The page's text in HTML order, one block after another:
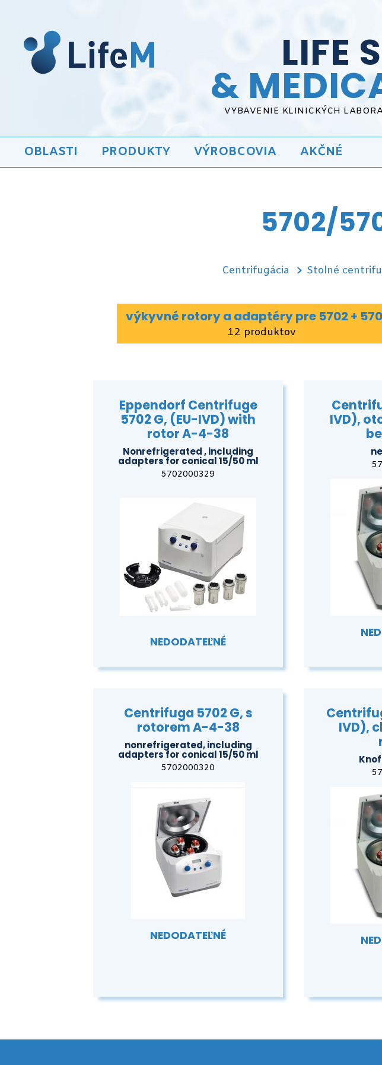
LIFE
&
VYBAVENIE KLINICKÝCH
OBLASTI PRODUKTY VÝROBCOVIA AKČNÉ
5702/
Centrifugácia Stolné
výkyvné rotory a adaptéry pre 5702 +
12 produktov
Eppendorf Centrifuge
5702 G, (EU-IVD) with
rotor A-4-38
Nonrefrigerated , including
adapters for conical 15/50 ml
5702000329
NEDODATEĽNÉ
IVD),
Centrifuga 5702 G, s
rotorem A-4-38
nonrefrigerated, including
adapters for conical 15/50 ml
5702000320
NEDODATEĽNÉ
IVD),